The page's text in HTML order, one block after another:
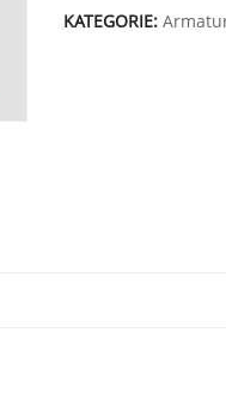
KATEGORIE: